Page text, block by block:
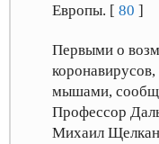
Европы. [ 80 ]
Первыми о
мышами,
Профессор
Михаил